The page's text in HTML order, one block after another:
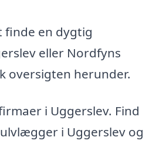
finde en dygtig
eller Nordfyns
oversigten herunder.
i Uggerslev. Find
i Uggerslev og